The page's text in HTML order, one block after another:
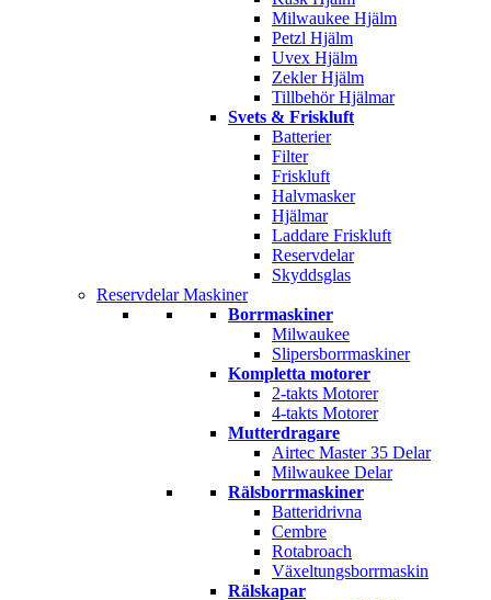
Milwaukee Hjälm
Petzl Hjälm
Uvex Hjälm
Zekler Hjälm
Tillbehör Hjälmar
Svets & Friskluft
Batterier
Filter
Friskluft
Halvmasker
Hjälmar
Laddare Friskluft
Reservdelar
Skyddsglas
Reservdelar Maskiner
Borrmaskiner
Milwaukee
Slipersborrmaskiner
Kompletta motorer
2-takts Motorer
4-takts Motorer
Mutterdragare
Airtec Master 35 Delar
Milwaukee Delar
Rälsborrmaskiner
Batteridrivna
Cembre
Rotabroach
Växeltungsborrmaskin
Rälskapar